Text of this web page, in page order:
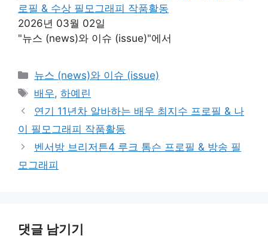
로필 & 수상 필모그래피 작품활동
2026년 03월 02일
"뉴스 (news)와 이슈 (issue)"에서
카
테
리
뉴스 (news)와 이슈 (issue)
태
그
배우,하예린
연기 11년차 알바하는 배우 최지수 프로필 & 나
이 필모그래피 작품활동
벤서방 브리저튼4 루크 톰슨 프로필 & 방송 필
모그래피
댓글 남기기